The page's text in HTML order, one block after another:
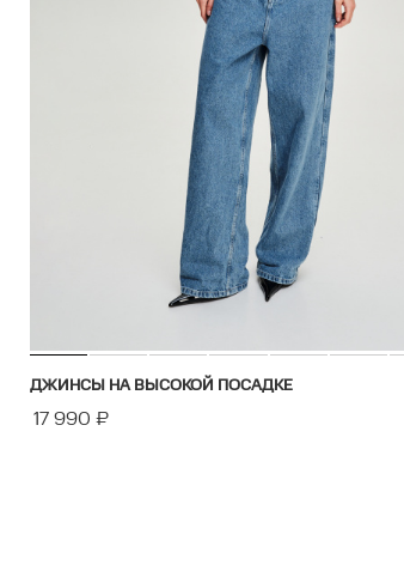
ДЖИНСЫ НА ВЫСОКОЙ ПОСАДКЕ
17 990 ₽